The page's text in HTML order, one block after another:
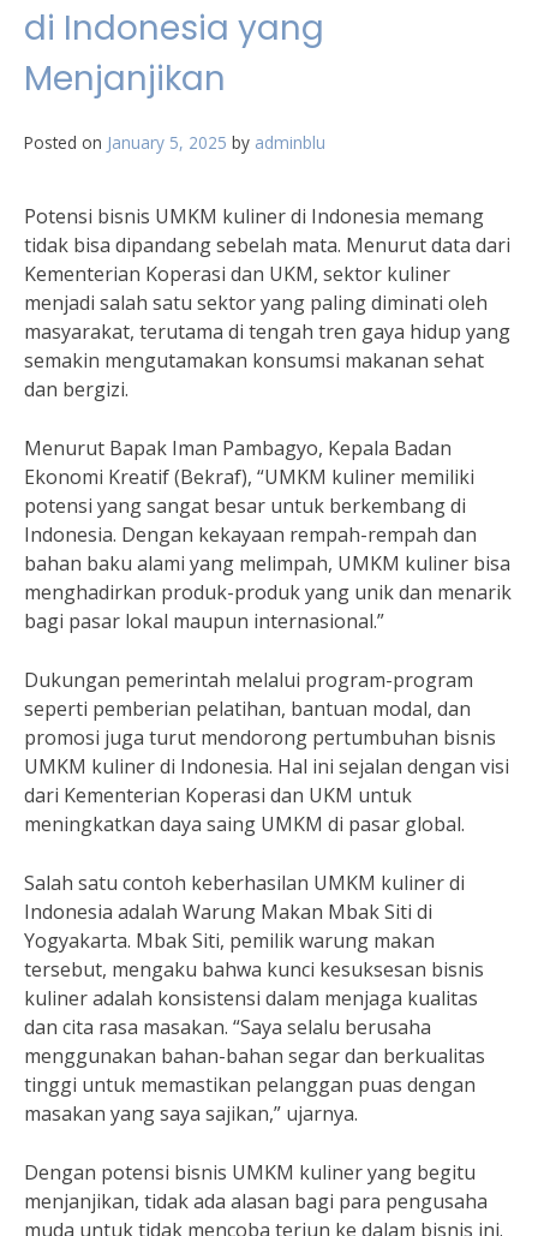
di Indonesia yang
Menjanjikan
Posted on January 5, 2025 by adminblu
Potensi bisnis UMKM kuliner di Indonesia memang
tidak bisa dipandang sebelah mata. Menurut data dari
Kementerian Koperasi dan UKM, sektor kuliner
menjadi salah satu sektor yang paling diminati oleh
masyarakat, terutama di tengah tren gaya hidup yang
semakin mengutamakan konsumsi makanan sehat
dan bergizi.
Menurut Bapak Iman Pambagyo, Kepala Badan
Ekonomi Kreatif (Bekraf), “UMKM kuliner memiliki
potensi yang sangat besar untuk berkembang di
Indonesia. Dengan kekayaan rempah-rempah dan
bahan baku alami yang melimpah, UMKM kuliner bisa
menghadirkan produk-produk yang unik dan menarik
bagi pasar lokal maupun internasional.”
Dukungan pemerintah melalui program-program
seperti pemberian pelatihan, bantuan modal, dan
promosi juga turut mendorong pertumbuhan bisnis
UMKM kuliner di Indonesia. Hal ini sejalan dengan visi
dari Kementerian Koperasi dan UKM untuk
meningkatkan daya saing UMKM di pasar global.
Salah satu contoh keberhasilan UMKM kuliner di
Indonesia adalah Warung Makan Mbak Siti di
Yogyakarta. Mbak Siti, pemilik warung makan
tersebut, mengaku bahwa kunci kesuksesan bisnis
kuliner adalah konsistensi dalam menjaga kualitas
dan cita rasa masakan. “Saya selalu berusaha
menggunakan bahan-bahan segar dan berkualitas
tinggi untuk memastikan pelanggan puas dengan
masakan yang saya sajikan,” ujarnya.
Dengan potensi bisnis UMKM kuliner yang begitu
menjanjikan, tidak ada alasan bagi para pengusaha
muda untuk tidak mencoba terjun ke dalam bisnis ini.